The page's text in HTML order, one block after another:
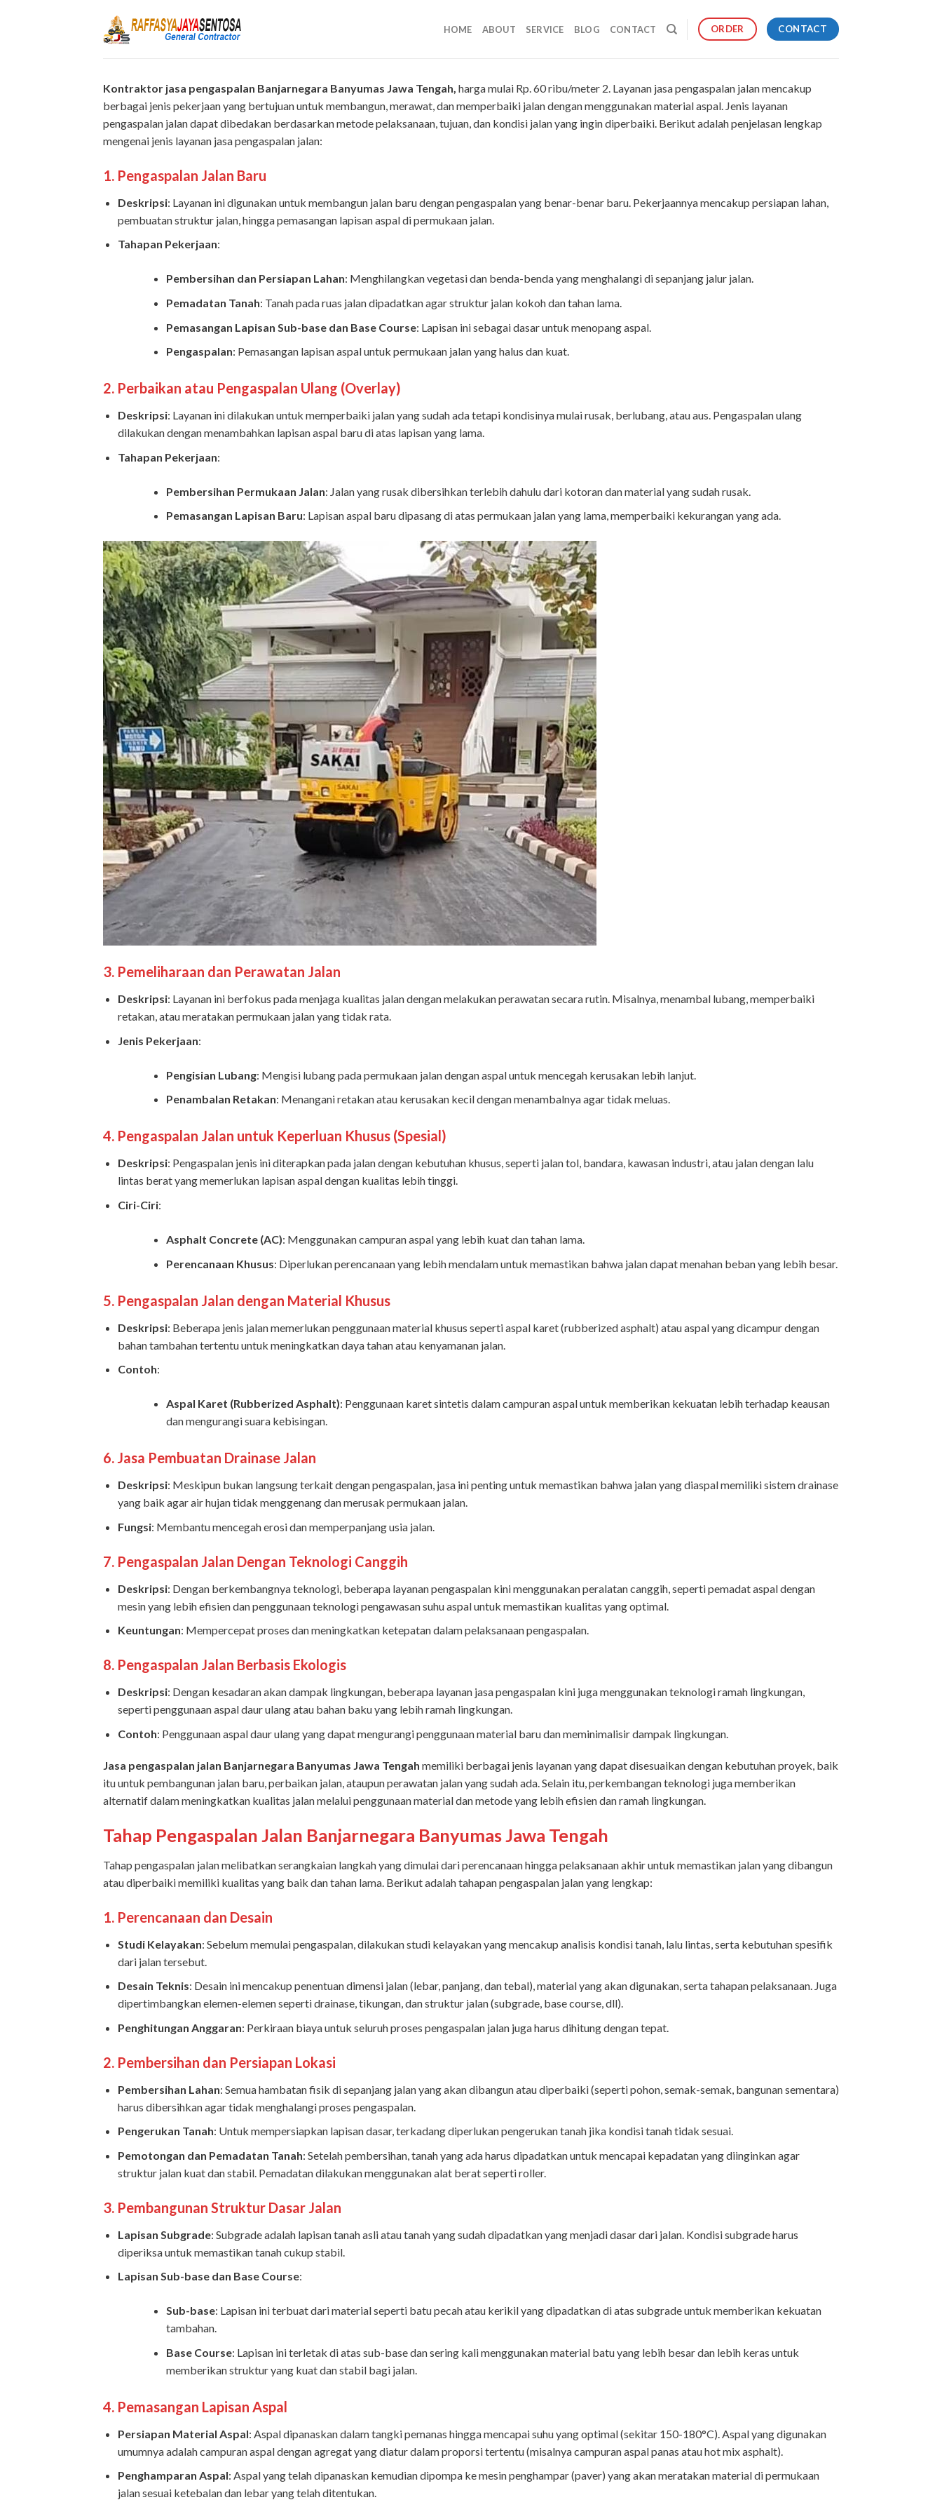
HOME ABOUT SERVICE BLOG CONTACT ORDER CONTACT
Kontraktor jasa pengaspalan Banjarnegara Banyumas Jawa Tengah, harga mulai Rp. 60 ribu/meter 2. Layanan jasa pengaspalan jalan mencakup
berbagai jenis pekerjaan yang bertujuan untuk membangun, merawat, dan memperbaiki jalan dengan menggunakan material aspal. Jenis layanan
pengaspalan jalan dapat dibedakan berdasarkan metode pelaksanaan, tujuan, dan kondisi jalan yang ingin diperbaiki. Berikut adalah penjelasan lengkap
mengenai jenis layanan jasa pengaspalan jalan:
1. Pengaspalan Jalan Baru
Deskripsi: Layanan ini digunakan untuk membangun jalan baru dengan pengaspalan yang benar-benar baru. Pekerjaannya mencakup persiapan lahan,
pembuatan struktur jalan, hingga pemasangan lapisan aspal di permukaan jalan.
Tahapan Pekerjaan:
Pembersihan dan Persiapan Lahan: Menghilangkan vegetasi dan benda-benda yang menghalangi di sepanjang jalur jalan.
Pemadatan Tanah: Tanah pada ruas jalan dipadatkan agar struktur jalan kokoh dan tahan lama.
Pemasangan Lapisan Sub-base dan Base Course: Lapisan ini sebagai dasar untuk menopang aspal.
Pengaspalan: Pemasangan lapisan aspal untuk permukaan jalan yang halus dan kuat.
2. Perbaikan atau Pengaspalan Ulang (Overlay)
Deskripsi: Layanan ini dilakukan untuk memperbaiki jalan yang sudah ada tetapi kondisinya mulai rusak, berlubang, atau aus. Pengaspalan ulang
dilakukan dengan menambahkan lapisan aspal baru di atas lapisan yang lama.
Tahapan Pekerjaan:
Pembersihan Permukaan Jalan: Jalan yang rusak dibersihkan terlebih dahulu dari kotoran dan material yang sudah rusak.
Pemasangan Lapisan Baru: Lapisan aspal baru dipasang di atas permukaan jalan yang lama, memperbaiki kekurangan yang ada.
3. Pemeliharaan dan Perawatan Jalan
Deskripsi: Layanan ini berfokus pada menjaga kualitas jalan dengan melakukan perawatan secara rutin. Misalnya, menambal lubang, memperbaiki
retakan, atau meratakan permukaan jalan yang tidak rata.
Jenis Pekerjaan:
Pengisian Lubang: Mengisi lubang pada permukaan jalan dengan aspal untuk mencegah kerusakan lebih lanjut.
Penambalan Retakan: Menangani retakan atau kerusakan kecil dengan menambalnya agar tidak meluas.
4. Pengaspalan Jalan untuk Keperluan Khusus (Spesial)
Deskripsi: Pengaspalan jenis ini diterapkan pada jalan dengan kebutuhan khusus, seperti jalan tol, bandara, kawasan industri, atau jalan dengan lalu
lintas berat yang memerlukan lapisan aspal dengan kualitas lebih tinggi.
Ciri-Ciri:
Asphalt Concrete (AC): Menggunakan campuran aspal yang lebih kuat dan tahan lama.
Perencanaan Khusus: Diperlukan perencanaan yang lebih mendalam untuk memastikan bahwa jalan dapat menahan beban yang lebih besar.
5. Pengaspalan Jalan dengan Material Khusus
Deskripsi: Beberapa jenis jalan memerlukan penggunaan material khusus seperti aspal karet (rubberized asphalt) atau aspal yang dicampur dengan
bahan tambahan tertentu untuk meningkatkan daya tahan atau kenyamanan jalan.
Contoh:
Aspal Karet (Rubberized Asphalt): Penggunaan karet sintetis dalam campuran aspal untuk memberikan kekuatan lebih terhadap keausan
dan mengurangi suara kebisingan.
6. Jasa Pembuatan Drainase Jalan
Deskripsi: Meskipun bukan langsung terkait dengan pengaspalan, jasa ini penting untuk memastikan bahwa jalan yang diaspal memiliki sistem drainase
yang baik agar air hujan tidak menggenang dan merusak permukaan jalan.
Fungsi: Membantu mencegah erosi dan memperpanjang usia jalan.
7. Pengaspalan Jalan Dengan Teknologi Canggih
Deskripsi: Dengan berkembangnya teknologi, beberapa layanan pengaspalan kini menggunakan peralatan canggih, seperti pemadat aspal dengan
mesin yang lebih efisien dan penggunaan teknologi pengawasan suhu aspal untuk memastikan kualitas yang optimal.
Keuntungan: Mempercepat proses dan meningkatkan ketepatan dalam pelaksanaan pengaspalan.
8. Pengaspalan Jalan Berbasis Ekologis
Deskripsi: Dengan kesadaran akan dampak lingkungan, beberapa layanan jasa pengaspalan kini juga menggunakan teknologi ramah lingkungan,
seperti penggunaan aspal daur ulang atau bahan baku yang lebih ramah lingkungan.
Contoh: Penggunaan aspal daur ulang yang dapat mengurangi penggunaan material baru dan meminimalisir dampak lingkungan.
Jasa pengaspalan jalan Banjarnegara Banyumas Jawa Tengah memiliki berbagai jenis layanan yang dapat disesuaikan dengan kebutuhan proyek, baik
itu untuk pembangunan jalan baru, perbaikan jalan, ataupun perawatan jalan yang sudah ada. Selain itu, perkembangan teknologi juga memberikan
alternatif dalam meningkatkan kualitas jalan melalui penggunaan material dan metode yang lebih efisien dan ramah lingkungan.
Tahap Pengaspalan Jalan Banjarnegara BanyumasJawa Tengah
Tahap pengaspalan jalan melibatkan serangkaian langkah yang dimulai dari perencanaan hingga pelaksanaan akhir untuk memastikan jalan yang dibangun
atau diperbaiki memiliki kualitas yang baik dan tahan lama. Berikut adalah tahapan pengaspalan jalan yang lengkap:
1. Perencanaan dan Desain
Studi Kelayakan: Sebelum memulai pengaspalan, dilakukan studi kelayakan yang mencakup analisis kondisi tanah, lalu lintas, serta kebutuhan spesifik
dari jalan tersebut.
Desain Teknis: Desain ini mencakup penentuan dimensi jalan (lebar, panjang, dan tebal), material yang akan digunakan, serta tahapan pelaksanaan. Juga
dipertimbangkan elemen-elemen seperti drainase, tikungan, dan struktur jalan (subgrade, base course, dll).
Penghitungan Anggaran: Perkiraan biaya untuk seluruh proses pengaspalan jalan juga harus dihitung dengan tepat.
2. Pembersihan dan Persiapan Lokasi
Pembersihan Lahan: Semua hambatan fisik di sepanjang jalan yang akan dibangun atau diperbaiki (seperti pohon, semak-semak, bangunan sementara)
harus dibersihkan agar tidak menghalangi proses pengaspalan.
Pengerukan Tanah: Untuk mempersiapkan lapisan dasar, terkadang diperlukan pengerukan tanah jika kondisi tanah tidak sesuai.
Pemotongan dan Pemadatan Tanah: Setelah pembersihan, tanah yang ada harus dipadatkan untuk mencapai kepadatan yang diinginkan agar
struktur jalan kuat dan stabil. Pemadatan dilakukan menggunakan alat berat seperti roller.
3. Pembangunan Struktur Dasar Jalan
Lapisan Subgrade: Subgrade adalah lapisan tanah asli atau tanah yang sudah dipadatkan yang menjadi dasar dari jalan. Kondisi subgrade harus
diperiksa untuk memastikan tanah cukup stabil.
Lapisan Sub-base dan Base Course:
Sub-base: Lapisan ini terbuat dari material seperti batu pecah atau kerikil yang dipadatkan di atas subgrade untuk memberikan kekuatan
tambahan.
Base Course: Lapisan ini terletak di atas sub-base dan sering kali menggunakan material batu yang lebih besar dan lebih keras untuk
memberikan struktur yang kuat dan stabil bagi jalan.
4. Pemasangan Lapisan Aspal
Persiapan Material Aspal: Aspal dipanaskan dalam tangki pemanas hingga mencapai suhu yang optimal (sekitar 150-180°C). Aspal yang digunakan
umumnya adalah campuran aspal dengan agregat yang diatur dalam proporsi tertentu (misalnya campuran aspal panas atau hot mix asphalt).
Penghamparan Aspal: Aspal yang telah dipanaskan kemudian dipompa ke mesin penghampar (paver) yang akan meratakan material di permukaan
jalan sesuai ketebalan dan lebar yang telah ditentukan.